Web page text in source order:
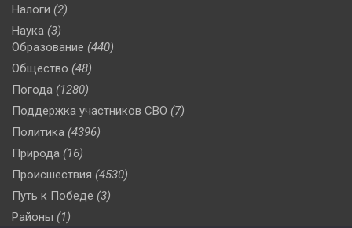
Налоги (2)
Наука (3)
Образование (440)
Общество (48)
Погода (1280)
Поддержка участников СВО (7)
Политика (4396)
Природа (16)
Происшествия (4530)
Путь к Победе (3)
Районы (1)